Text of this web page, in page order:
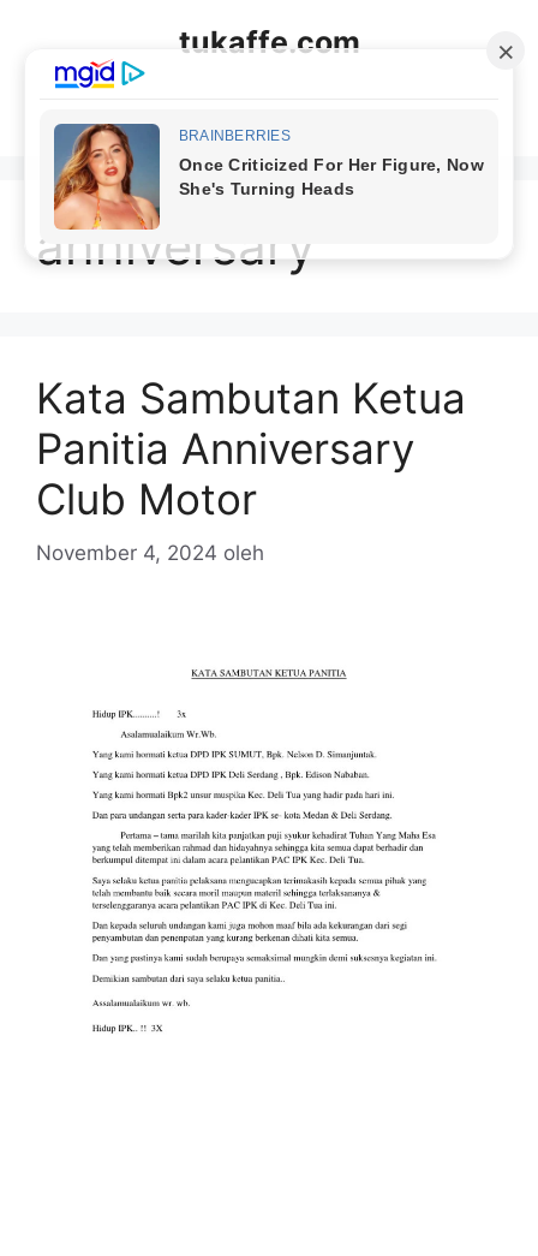
tukaffe.com
anniversary
Kata Sambutan Ketua
Panitia Anniversary
Club Motor
November 4, 2024 oleh